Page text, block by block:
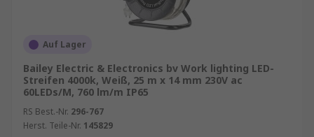
Die Installation von LED-Streifen und LED-
Bändern ist in der Regel einfach und erfordert
nur grundlegende handwerkliche Fähigkeiten.
Die meisten Produkte sind selbstklebend und
können problemlos zugeschnitten werden, um
perfekt in Ihr Projekt zu passen. Dennoch ist es
ratsam, die Anweisungen des Herstellers
Auf Lager
Bailey Electric & Electronics bv Work lighting LED-
Streifen 4000k, Weiß, 25 m x 14 mm 230V ac
60LEDs/M, 760 lm/m IP65
RS Best.-Nr. 296-767
Herst. Teile-Nr. 145829